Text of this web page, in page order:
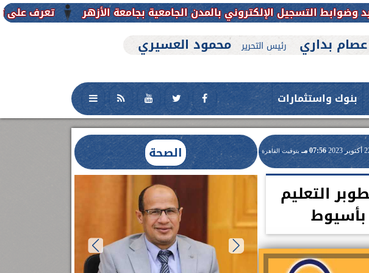
تعرف على تفاصيل وشروط الإلكتروني بالمدن الجامعية بجامعة الأزهر
عصام بداري رئيس التحرير محمود العسيري
بنوك واستثمارات
07:56 مـ بتوقيت القاهرة
التعليم
بأسيوط
الصحة
بمنفلوط بالتعاون مع هيئة